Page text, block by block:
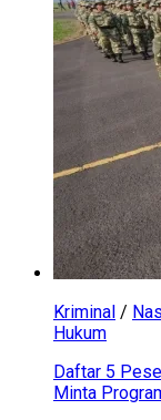
Kriminal /
Hukum
Daftar 5
Minta